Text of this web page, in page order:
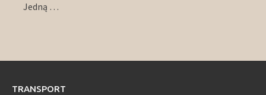
Jedną …
TRANSPORT